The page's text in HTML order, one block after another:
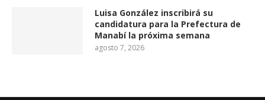
Luisa González inscribirá su
candidatura para la Prefectura de
Manabí la próxima semana
agosto 7, 2026